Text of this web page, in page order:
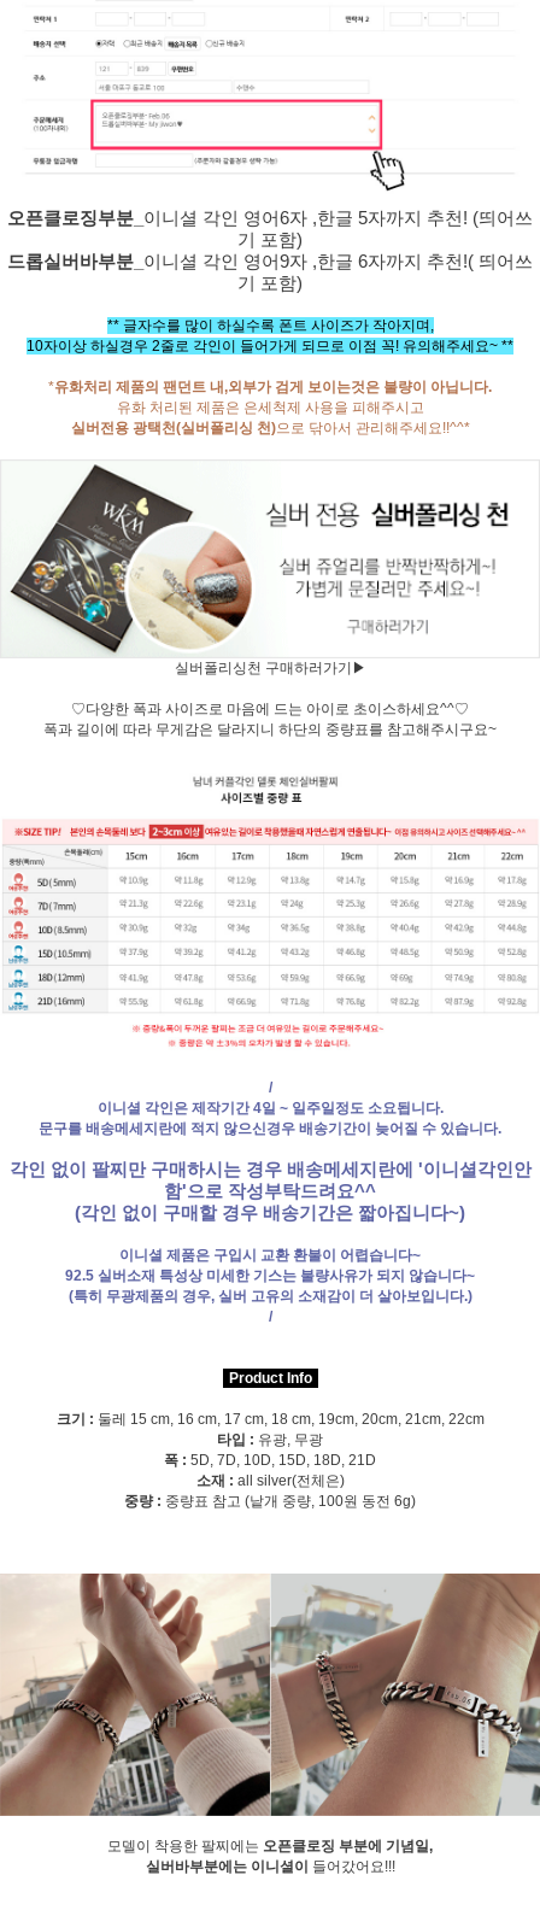
오픈클로징부분_ 이니셜 각인 영어6자 ,한글 5자까지 추천! (띄어쓰
기 포함)
드롭실버바부분_ 이니셜 각인 영어9자 ,한글 6자까지 추천!( 띄어쓰
기 포함)
** 글자수를 많이 하실수록 폰트 사이즈가 작아지며,
10자이상 하실경우 2줄로 각인이 들어가게 되므로 이점 꼭! 유의해주세요~ **
*유화처리 제품의 팬던트 내,외부가 검게 보이는것은 불량이 아닙니다.
유화 처리된 제품은 은세척제 사용을 피해주시고
실버전용 광택천(실버폴리싱 천)으로 닦아서 관리해주세요!!^^*
실버폴리싱천 구매하러가기▶
♡다양한 폭과 사이즈로 마음에 드는 아이로 초이스하세요^^♡
폭과 길이에 따라 무게감은 달라지니 하단의 중량표를 참고해주시구요~
/
이니셜 각인은 제작기간 4일 ~ 일주일정도 소요됩니다.
문구를 배송메세지란에 적지 않으신경우 배송기간이 늦어질 수 있습니다.
각인 없이 팔찌만 구매하시는 경우 배송메세지란에 '이니셜각인안
함'으로 작성부탁드려요^^
(각인 없이 구매할 경우 배송기간은 짧아집니다~)
이니셜 제품은 구입시 교환 환불이 어렵습니다~
92.5 실버소재 특성상 미세한 기스는 불량사유가 되지 않습니다~
(특히 무광제품의 경우, 실버 고유의 소재감이 더 살아보입니다.)
/
Product Info
크기 : 둘레 15 cm, 16 cm, 17 cm, 18 cm, 19cm, 20cm, 21cm, 22cm
타입 : 유광, 무광
폭 : 5D, 7D, 10D, 15D, 18D, 21D
소재 : all silver(전체은)
중량 : 중량표 참고 (낱개 중량, 100원 동전 6g)
모델이 착용한 팔찌에는 오픈클로징 부분에 기념일,
실버바부분에는 이니셜이 들어갔어요!!!